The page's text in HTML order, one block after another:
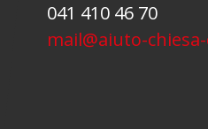
041 410 46 70
mail@aiuto-